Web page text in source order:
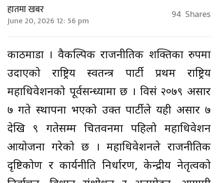
हातमा खबर
June 20, 2026 12: 56 pm 94 Shares
काठमाडौँ । वैकल्पिक राजनीतिक शक्तिका रुपमा
उदाएको राष्ट्रिय स्वतन्त्र पार्टी प्रथम राष्ट्रिय
महाधिवेशनको पूर्वसन्ध्यामा छ । विसं २०७९ असार
७ गते स्थापना भएको उक्त पार्टीले यही असार ७
देखि ९ गतेसम्म चितवनमा पहिलो महाधिवेशन
आयोजना गरेको छ । महाधिवेशनले राजनीतिक
दृष्टिकोण र कार्यनीति निर्धारण, केन्द्रीय नेतृत्वको